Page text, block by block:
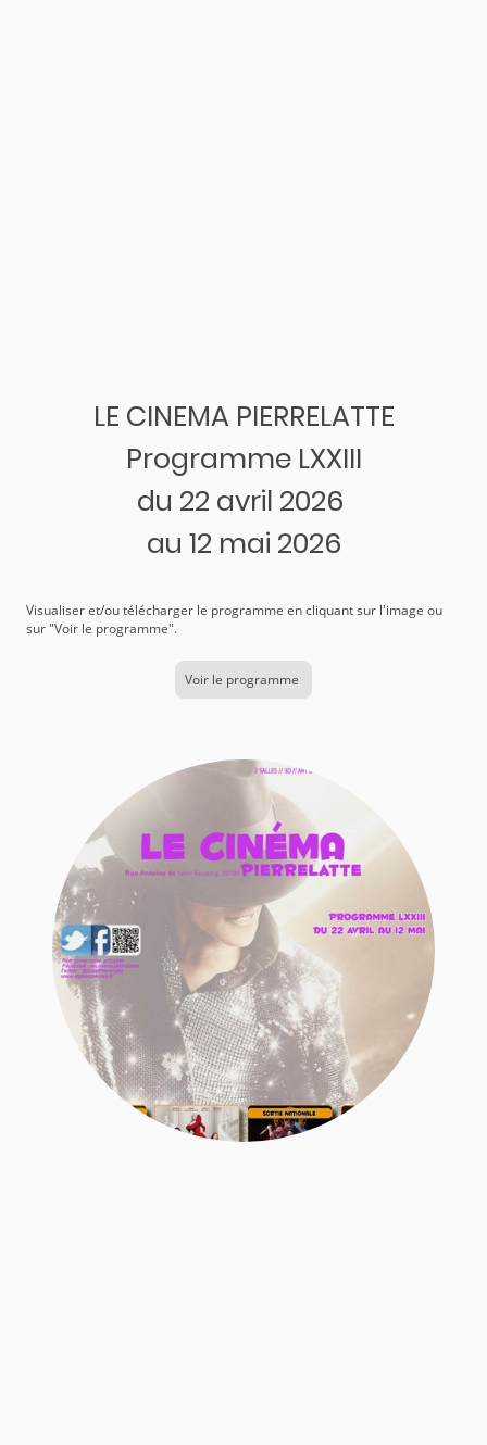
LE CINEMA PIERRELATTE
Programme LXXIII
du 22 avril 2026
au 12 mai 2026
Visualiser et/ou télécharger le programme en cliquant sur l'image ou
sur "Voir le programme".
Voir le programme